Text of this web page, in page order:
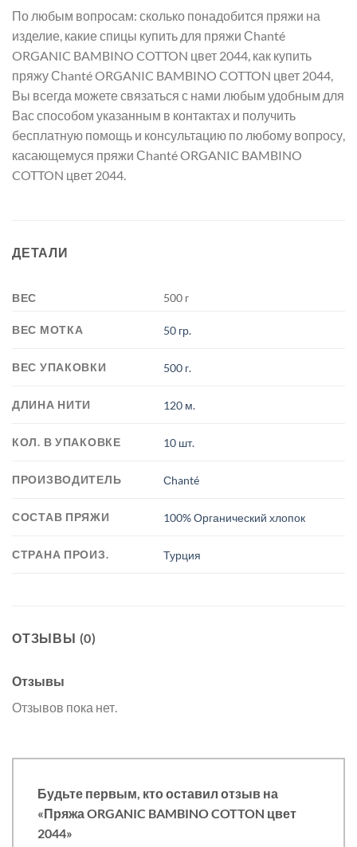
По любым вопросам: сколько понадобится пряжи на
изделие, какие спицы купить для пряжи Сhanté
ORGANIC BAMBINO COTTON цвет 2044, как купить
пряжу Сhanté ORGANIC BAMBINO COTTON цвет 2044,
Вы всегда можете связаться с нами любым удобным для
Вас способом указанным в контактах и получить
бесплатную помощь и консультацию по любому вопросу,
касающемуся пряжи Сhanté ORGANIC BAMBINO
COTTON цвет 2044.
ДЕТАЛИ
ВЕС 500 г
ВЕС МОТКА 50 гр.
ВЕС УПАКОВКИ 500 г.
ДЛИНА НИТИ 120 м.
КОЛ. В УПАКОВКЕ 10 шт.
ПРОИЗВОДИТЕЛЬ Сhanté
СОСТАВ ПРЯЖИ 100% Органический хлопок
СТРАНА ПРОИЗ. Турция
ОТЗЫВЫ (0)
Отзывы
Отзывов пока нет.
Будьте первым, кто оставил отзыв на
«Пряжа ORGANIC BAMBINO COTTON цвет
2044»